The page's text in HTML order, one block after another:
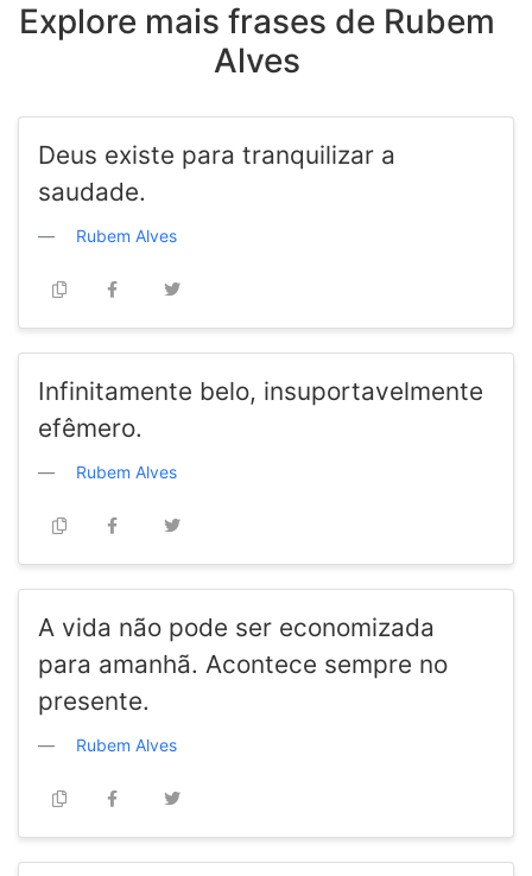
Explore mais frases de Rubem
Alves
Deus existe para tranquilizar a
saudade.
Rubem Alves
Infinitamente belo, insuportavelmente
efêmero.
Rubem Alves
A vida não pode ser economizada
para amanhã. Acontece sempre no
presente.
Rubem Alves